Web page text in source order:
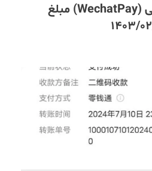
حواله یوانی ویچت پی (WechatPay) مبلغ